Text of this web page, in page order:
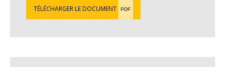
TÉLÉCHARGER LE DOCUMENT PDF